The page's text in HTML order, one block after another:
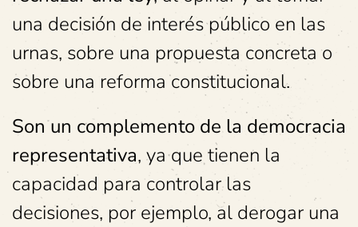
una decisión de interés público en las
urnas, sobre una propuesta concreta o
sobre una reforma constitucional.
Son un complemento de la democracia
representativa, ya que tienen la
capacidad para controlar las
decisiones, por ejemplo, al derogar una